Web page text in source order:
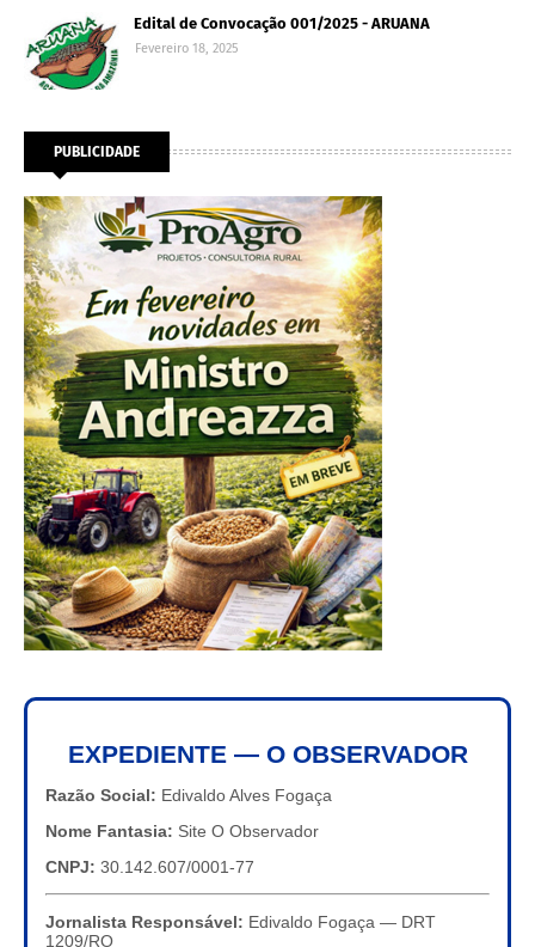
Edital de Convocação 001/2025 - ARUANA
Fevereiro 18, 2025
PUBLICIDADE
EXPEDIENTE — O OBSERVADOR
Razão Social: Edivaldo Alves Fogaça
Nome Fantasia: Site O Observador
CNPJ: 30.142.607/0001-77
Jornalista Responsável: Edivaldo Fogaça — DRT
1209/RO